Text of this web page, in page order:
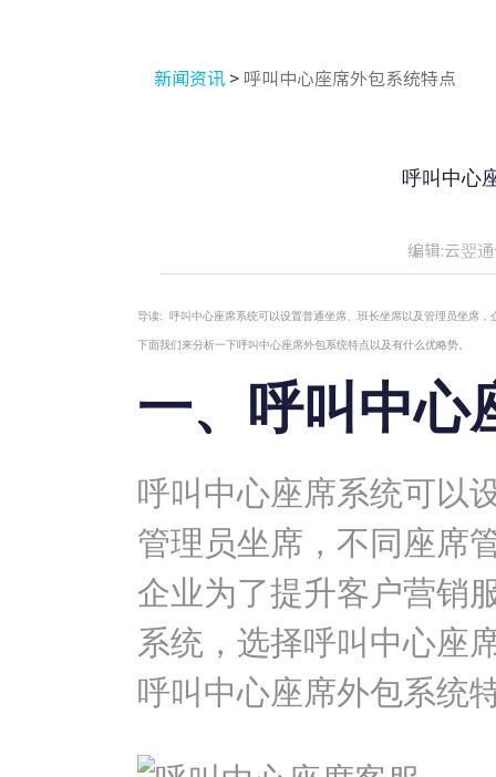
新闻资讯 > 呼叫中心座席外包系统特点
呼叫中心
编辑:云翌
导读: 呼叫中心座席系统可以设置普通坐席、班长坐席以及管理员坐席
下面我们来分析一下呼叫中心座席外包系统特点以及有什么优略势。
一、呼叫中心
呼叫中心座席系统可以
管理员坐席，不同座席
企业为了提升客户营销
系统 ，选择呼叫中心座
呼叫中心座席外包系统